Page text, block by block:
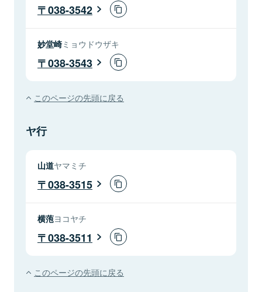
038-3542
妙堂崎ミョウドウザキ
038-3543
このページの先頭に戻る
ヤ行
山道ヤマミチ
038-3515
横萢ヨコヤチ
038-3511
このページの先頭に戻る